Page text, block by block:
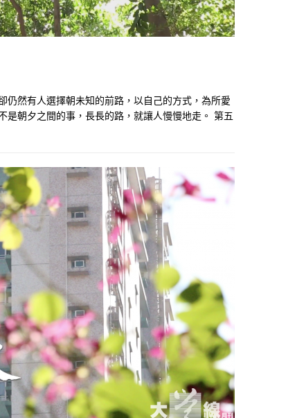
仍然有人選擇朝未知的前路，以自己的方式，為所愛
是朝夕之間的事，長長的路，就讓人慢慢地走。 第五